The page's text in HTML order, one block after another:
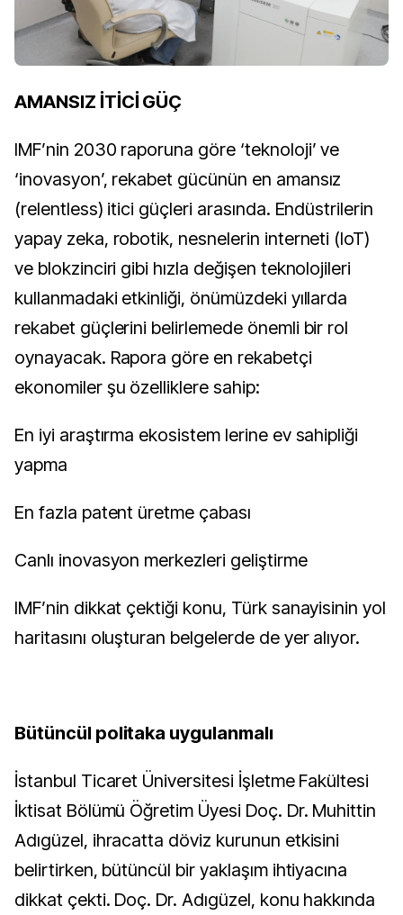
AMANSIZ İTİCİ GÜÇ
IMF’nin 2030 raporuna göre ‘teknoloji’ ve
‘inovasyon’, rekabet gücünün en amansız
(relentless) itici güçleri arasında. Endüstrilerin
yapay zeka, robotik, nesnelerin interneti (IoT)
ve blokzinciri gibi hızla değişen teknolojileri
kullanmadaki etkinliği, önümüzdeki yıllarda
rekabet güçlerini belirlemede önemli bir rol
oynayacak. Rapora göre en rekabetçi
ekonomiler şu özelliklere sahip:
En iyi araştırma ekosistem lerine ev sahipliği
yapma
En fazla patent üretme çabası
Canlı inovasyon merkezleri geliştirme
IMF’nin dikkat çektiği konu, Türk sanayisinin yol
haritasını oluşturan belgelerde de yer alıyor.
Bütüncül politaka uygulanmalı
İstanbul Ticaret Üniversitesi İşletme Fakültesi
İktisat Bölümü Öğretim Üyesi Doç. Dr. Muhittin
Adıgüzel, ihracatta döviz kurunun etkisini
belirtirken, bütüncül bir yaklaşım ihtiyacına
dikkat çekti. Doç. Dr. Adıgüzel, konu hakkında